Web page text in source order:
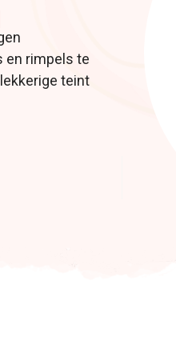
en rimpels te
teint